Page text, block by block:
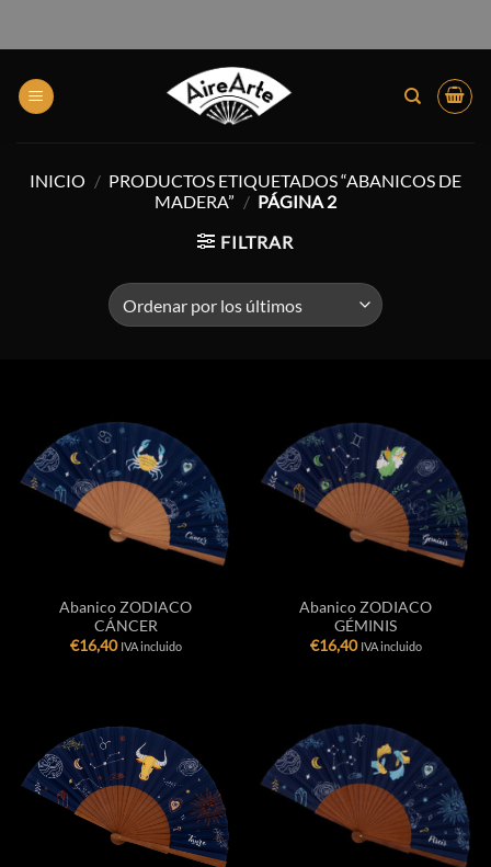
INICIO / PRODUCTOS ETIQUETADOS “ABANICOS DE
MADERA” / PÁGINA 2
FILTRAR
Abanico ZODIACO
CÁNCER
€16,40 IVA incluido
Abanico ZODIACO
GÉMINIS
€16,40 IVA incluido